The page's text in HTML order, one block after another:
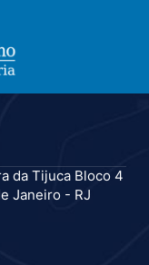
da Tijuca Bloco 4
Janeiro - RJ